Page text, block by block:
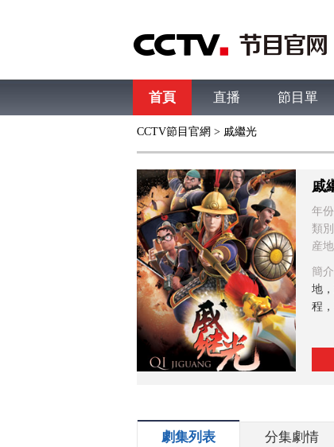
首頁 直播 節目單
綜合 新聞 財經 綜藝
CCTV節目官網 > 戚繼光
戚
年份
類別
産地
簡介
地
程
劇集列表 分集劇情